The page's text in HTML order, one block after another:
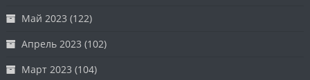
Май 2023 (122)
Апрель 2023 (102)
Март 2023 (104)